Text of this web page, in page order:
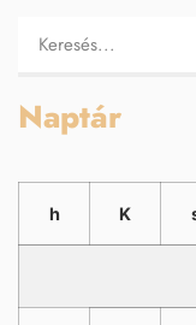
Naptár
h K